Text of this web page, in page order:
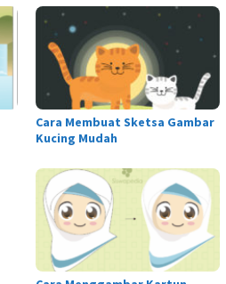
Cara Membuat Sketsa Gambar
Kucing Mudah